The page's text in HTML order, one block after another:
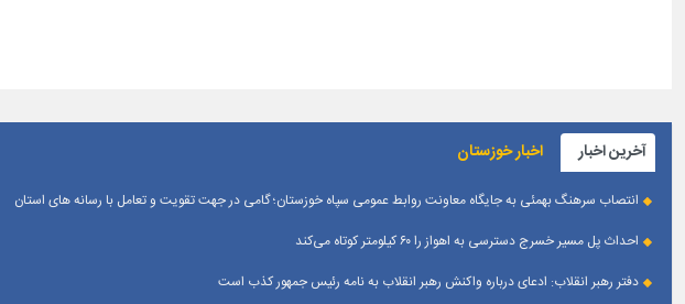
آخرین اخبار اخبار خوزستان
انتصاب سرهنگ بهمئی به جایگاه معاونت روابط عمومی سپاه خوزستان؛ گامی در جهت تقویت و تعامل با رسانه‌ های استان
احداث پل مسیر خسرج دسترسی به اهواز را ۶۰ کیلومتر کوتاه می‌کند
دفتر رهبر انقلاب: ادعای درباره واکنش رهبر انقلاب به نامه رئیس جمهور کذب است